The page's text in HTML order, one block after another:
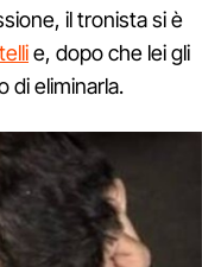
il tronista si è
e, dopo che lei gli
di eliminarla.